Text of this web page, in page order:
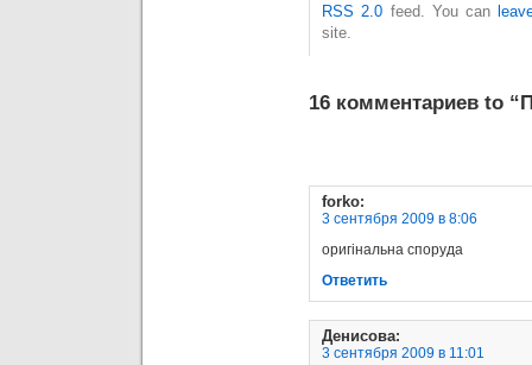
RSS 2.0 feed. You can
site.
16 комментариев to
forko:
3 сентября 2009 в 8:06
оригінальна споруда
Ответить
Денисова:
3 сентября 2009 в 11:01